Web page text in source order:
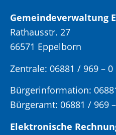
Gemeindeverwaltung
Rathausstr. 27
66571 Eppelborn
Zentrale: 06881 / 969 – 0
Bürgerinformation:
Bürgeramt: 06881 / 969
Elektronische